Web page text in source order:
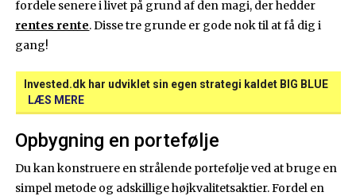
fordele senere i livet på grund af den magi, der hedder
rentes rente. Disse tre grunde er gode nok til at få dig i
gang!
Invested.dk har udviklet sin egen strategi kaldet BIG BLUE
LÆS MERE
Opbygning en portefølje
Du kan konstruere en strålende portefølje ved at bruge en
simpel metode og adskillige højkvalitetsaktier. Fordel en